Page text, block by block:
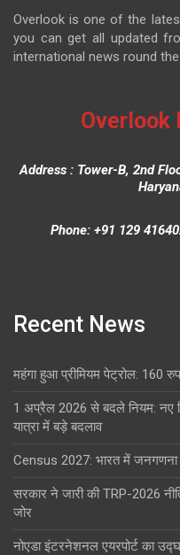
Overlook is one of the
you can get all updated
international news round
Overlook
Address : Tower-B, 2nd
Phone: +91 129
Recent News
महंगा हुआ प्रीमियम पेट्रोल: 160
1 अप्रैल 2026 से बदले नियम: नए
यात्रा में बड़े बदलाव
Census 2027: भारत में
सरकार ने जारी की TRP-2026
जोर
नोएडा इंटरनेशनल एयरपोर्ट का